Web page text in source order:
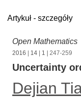
Artykuł - szczegóły
Open Mathematics
2016 14 1 | 247-259
Uncertainty
Dejian